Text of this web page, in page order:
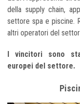
della supply chain,
settore spa e piscine.
altri operatori del
I vincitori sono
europei del settore.